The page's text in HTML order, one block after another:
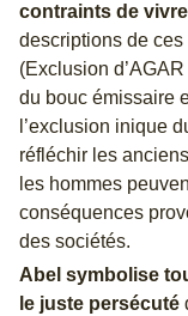
contraints de
descriptions de ces
(Exclusion
du bouc émissaire
l’exclusion inique
réfléchir les
les hommes
conséquences
des sociétés.
Abel symbolise
le juste persécuté